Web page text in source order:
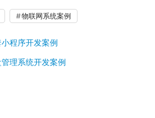
物联网系统案例
程序开发案例
理系统开发案例